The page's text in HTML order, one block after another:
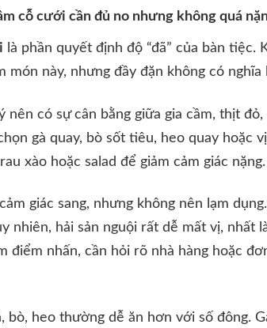
cỗ cưới cần đủ no nhưng không quá
là phần quyết định độ “đã” của bàn
món này, nhưng đầy đặn không có
có sự cân bằng giữa gia cầm, thịt
gà quay, bò sốt tiêu, heo quay hoặc
xào hoặc salad để giảm cảm giác nặng.
giác sang, nhưng không nên lạm
nhiên, hải sản nguội rất dễ mất vị, nhất
điểm nhấn, cần hỏi rõ nhà hàng hoặc
bò, heo thường dễ ăn hơn với số đông.